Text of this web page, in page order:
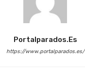
Portalparados.es
https://www.portalparados.es/